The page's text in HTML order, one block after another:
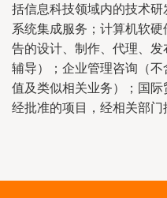
括信息科技领域内的技术
系统集成服务；计算机软
告的设计、制作、代理、
辅导）；企业管理咨询（
值及类似相关业务）；国
经批准的项目，经相关部